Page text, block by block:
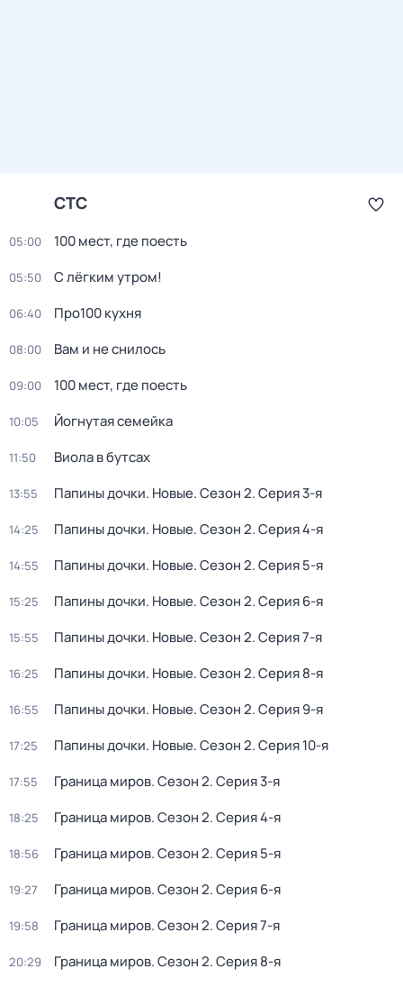
СТС
05:00 100 мест, гдe поеcть
05:50 С лёгким утром!
06:40 Про100 кухня
08:00 Вам и не снилось
09:00 100 мест, гдe поеcть
10:05 Йогнутая семейка
11:50 Виола в бутсах
13:55 Папины дочки. Новые. Сезон 2. Серия 3-я
14:25 Папины дочки. Новые. Сезон 2. Серия 4-я
14:55 Папины дочки. Новые. Сезон 2. Серия 5-я
15:25 Папины дочки. Новые. Сезон 2. Серия 6-я
15:55 Папины дочки. Новые. Сезон 2. Серия 7-я
16:25 Папины дочки. Новые. Сезон 2. Серия 8-я
16:55 Папины дочки. Новые. Сезон 2. Серия 9-я
17:25 Папины дочки. Новые. Сезон 2. Серия 10-я
17:55 Граница миров. Сезон 2. Серия 3-я
18:25 Граница миров. Сезон 2. Серия 4-я
18:56 Граница миров. Сезон 2. Серия 5-я
19:27 Граница миров. Сезон 2. Серия 6-я
19:58 Граница миров. Сезон 2. Серия 7-я
20:29 Граница миров. Сезон 2. Серия 8-я